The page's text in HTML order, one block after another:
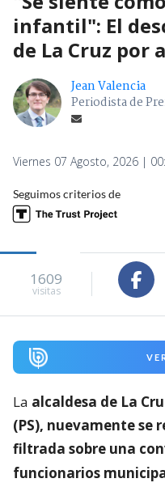
infantil": El
de La Cruz por
Jean Valencia
Periodista de
Viernes 07 Agosto, 2026 |
Seguimos criterios de
1609
visitas
La alcaldesa de La
(PS), nuevamente se
filtrada sobre una
funcionarios